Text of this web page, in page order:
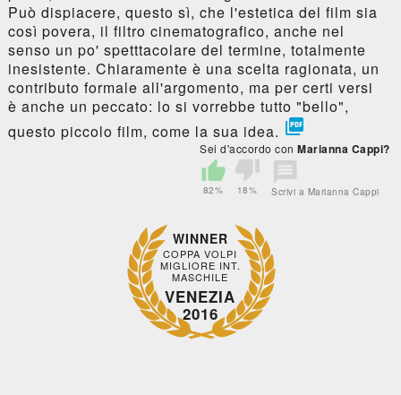
Può dispiacere, questo sì, che l'estetica del film sia
così povera, il filtro cinematografico, anche nel
senso un po' spetttacolare del termine, totalmente
inesistente. Chiaramente è una scelta ragionata, un
contributo formale all'argomento, ma per certi versi
è anche un peccato: lo si vorrebbe tutto "bello",
questo piccolo film, come la sua idea. 
Sei d'accordo conMarianna Cappi?
82% 18% Scrivi a Marianna Cappi
WINNER
COPPA VOLPI
MIGLIORE INT.
MASCHILE
VENEZIA
2016